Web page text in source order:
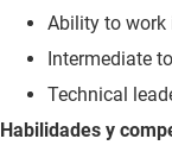
Ability to work
Intermediate
Technical
Habilidades y